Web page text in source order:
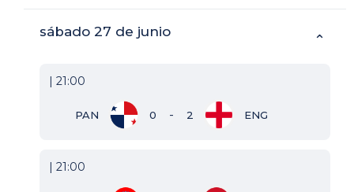
sábado 27 de junio ⌃
| 21:00
PAN 0 - 2 ENG
| 21:00